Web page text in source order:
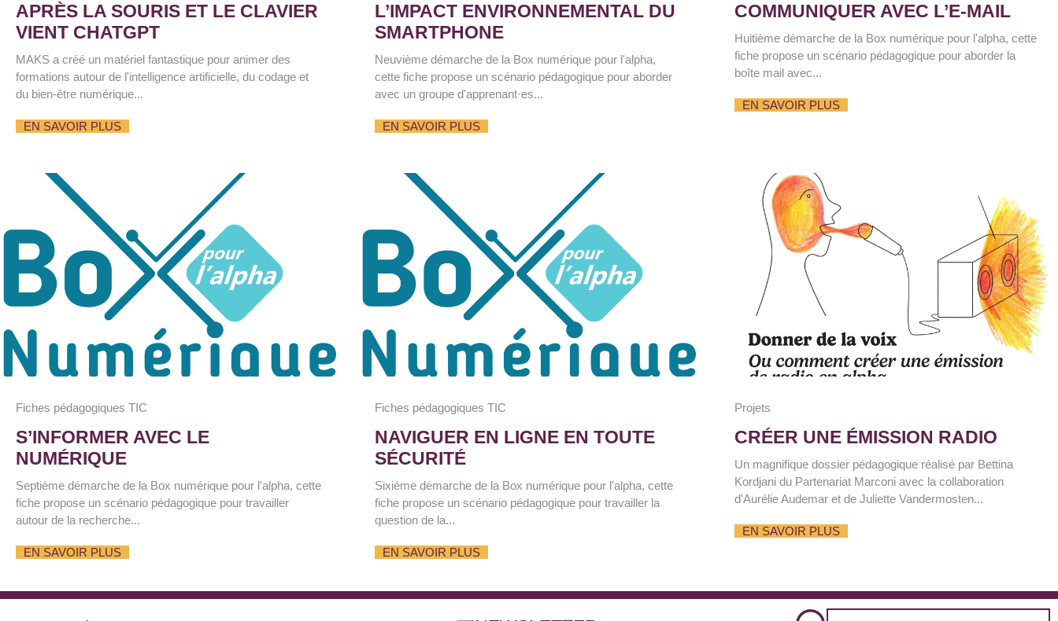
APRÈS LA SOURIS ET LE CLAVIER
VIENT CHATGPT
MAKS a créé un matériel fantastique pour animer des
formations autour de l'intelligence artificielle, du codage et
du bien-être numérique...
EN SAVOIR PLUS
L’IMPACT ENVIRONNEMENTAL DU
SMARTPHONE
Neuvième démarche de la Box numérique pour l'alpha,
cette fiche propose un scénario pédagogique pour aborder
avec un groupe d'apprenant·es...
EN SAVOIR PLUS
COMMUNIQUER AVEC L’E-MAIL
Huitième démarche de la Box numérique pour l'alpha, cette
fiche propose un scénario pédagogique pour aborder la
boîte mail avec...
EN SAVOIR PLUS
Fiches pédagogiques TIC
S’INFORMER AVEC LE
NUMÉRIQUE
Septième démarche de la Box numérique pour l'alpha, cette
fiche propose un scénario pédagogique pour travailler
autour de la recherche...
EN SAVOIR PLUS
Fiches pédagogiques TIC
NAVIGUER EN LIGNE EN TOUTE
SÉCURITÉ
Sixième démarche de la Box numérique pour l'alpha, cette
fiche propose un scénario pédagogique pour travailler la
question de la...
EN SAVOIR PLUS
Projets
CRÉER UNE ÉMISSION RADIO
Un magnifique dossier pédagogique réalisé par Bettina
Kordjani du Partenariat Marconi avec la collaboration
d'Aurélie Audemar et de Juliette Vandermosten...
EN SAVOIR PLUS
Search